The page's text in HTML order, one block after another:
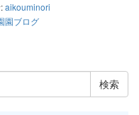
aikouminori
園ブログ